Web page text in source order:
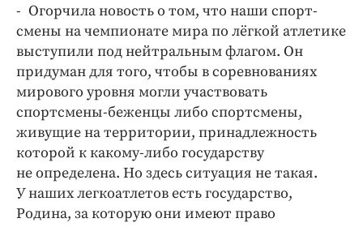
Бренд года
Работодатель года
- Огорчила новость о том, что наши спорт­
смены на чемпионате мира по лёгкой атлетике
выступили под нейтральным флагом. Он
придуман для того, чтобы в соревнованиях
мирового уровня могли участвовать
спортсмены-беженцы либо спортсмены,
живущие на территории, принадлежность
которой к какому-либо государству
не определена. Но здесь ситуация не такая.
У наших легкоатлетов есть государство,
Родина, за которую они имеют право